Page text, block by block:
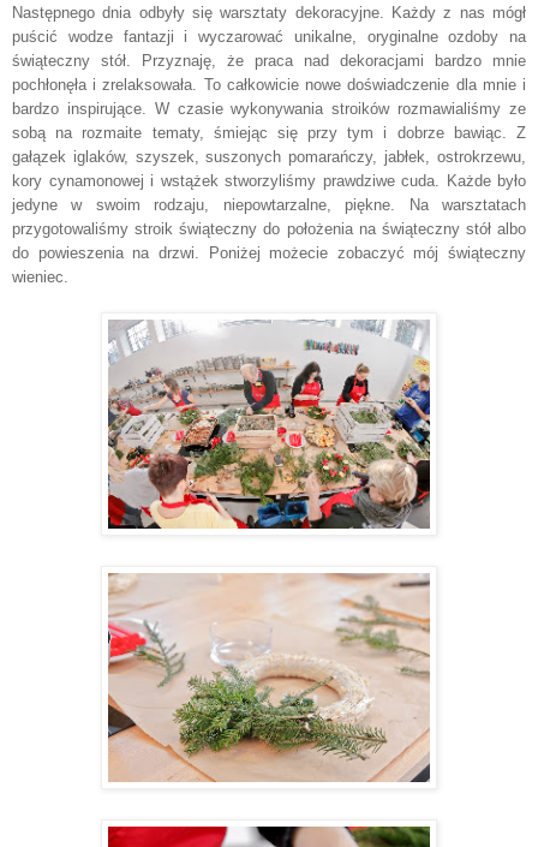
Następnego dnia odbyły się warsztaty dekoracyjne. Każdy z nas mógł
puścić wodze fantazji i wyczarować unikalne, oryginalne ozdoby na
świąteczny stół. Przyznaję, że praca nad dekoracjami bardzo mnie
pochłonęła i zrelaksowała. To całkowicie nowe doświadczenie dla mnie i
bardzo inspirujące. W czasie wykonywania stroików rozmawialiśmy ze
sobą na rozmaite tematy, śmiejąc się przy tym i dobrze bawiąc. Z
gałązek iglaków, szyszek, suszonych pomarańczy, jabłek, ostrokrzewu,
kory cynamonowej i wstążek stworzyliśmy prawdziwe cuda. Każde było
jedyne w swoim rodzaju, niepowtarzalne, piękne. Na warsztatach
przygotowaliśmy stroik świąteczny do położenia na świąteczny stół albo
do powieszenia na drzwi. Poniżej możecie zobaczyć mój świąteczny
wieniec.